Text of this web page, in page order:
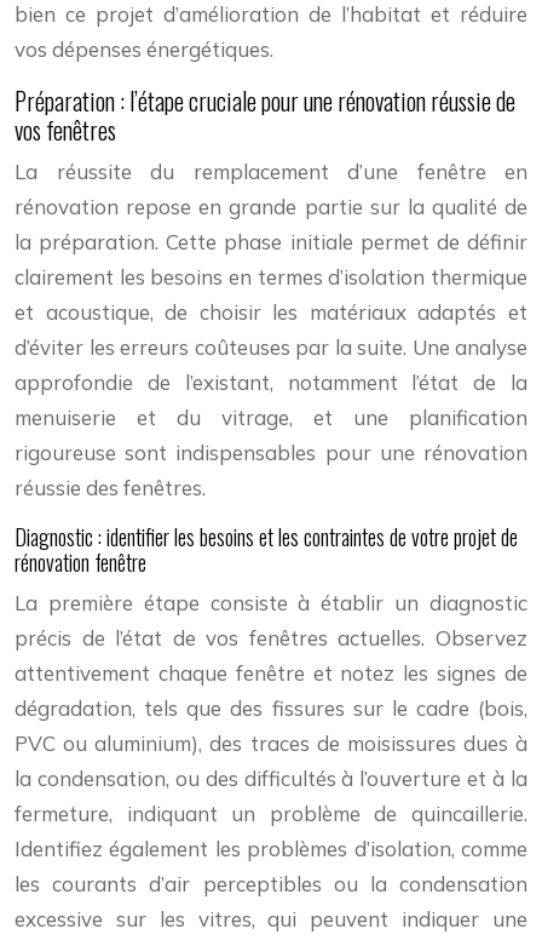
bien ce projet d’amélioration de l’habitat et réduire
vos dépenses énergétiques.
Préparation : l’étape cruciale pour une rénovation réussie de
vos fenêtres
La réussite du remplacement d’une fenêtre en
rénovation repose en grande partie sur la qualité de
la préparation. Cette phase initiale permet de définir
clairement les besoins en termes d’isolation thermique
et acoustique, de choisir les matériaux adaptés et
d’éviter les erreurs coûteuses par la suite. Une analyse
approfondie de l’existant, notamment l’état de la
menuiserie et du vitrage, et une planification
rigoureuse sont indispensables pour une rénovation
réussie des fenêtres.
Diagnostic : identifier les besoins et les contraintes de votre projet de
rénovation fenêtre
La première étape consiste à établir un diagnostic
précis de l’état de vos fenêtres actuelles. Observez
attentivement chaque fenêtre et notez les signes de
dégradation, tels que des fissures sur le cadre (bois,
PVC ou aluminium), des traces de moisissures dues à
la condensation, ou des difficultés à l’ouverture et à la
fermeture, indiquant un problème de quincaillerie.
Identifiez également les problèmes d’isolation, comme
les courants d’air perceptibles ou la condensation
excessive sur les vitres, qui peuvent indiquer une